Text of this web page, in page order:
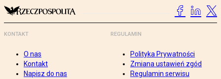
KONTAKT
O nas
Kontakt
Napisz do nas
REGULAMIN
Polityka Prywatności
Zmiana ustawień zgód
Regulamin serwisu